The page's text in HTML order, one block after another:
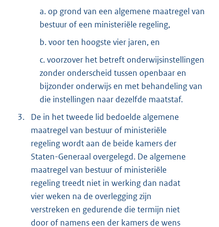
a. op grond van een algemene maatregel van
bestuur of een ministeriële regeling,
b. voor ten hoogste vier jaren, en
c. voorzover het betreft onderwijsinstellingen
zonder onderscheid tussen openbaar en
bijzonder onderwijs en met behandeling van
die instellingen naar dezelfde maatstaf.
3.
De in het tweede lid bedoelde algemene
maatregel van bestuur of ministeriële
regeling wordt aan de beide kamers der
Staten-Generaal overgelegd. De algemene
maatregel van bestuur of ministeriële
regeling treedt niet in werking dan nadat
vier weken na de overlegging zijn
verstreken en gedurende die termijn niet
door of namens een der kamers de wens